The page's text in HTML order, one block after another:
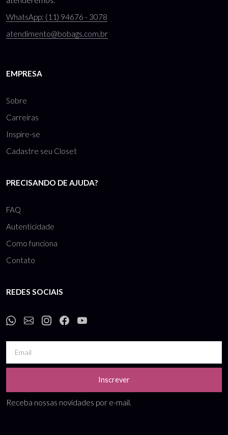
WhatsApp: (11) 94676 - 3078
atendimento@bobags.com.br
EMPRESA
Sobre
Carreiras
Inspire-se
Cadastre seu Closet
PRECISANDO DE AJUDA?
FAQ
Autenticidade
Como funciona
Contato
REDES SOCIAIS
Inscrever
Receba nossas novidades por e-mail.